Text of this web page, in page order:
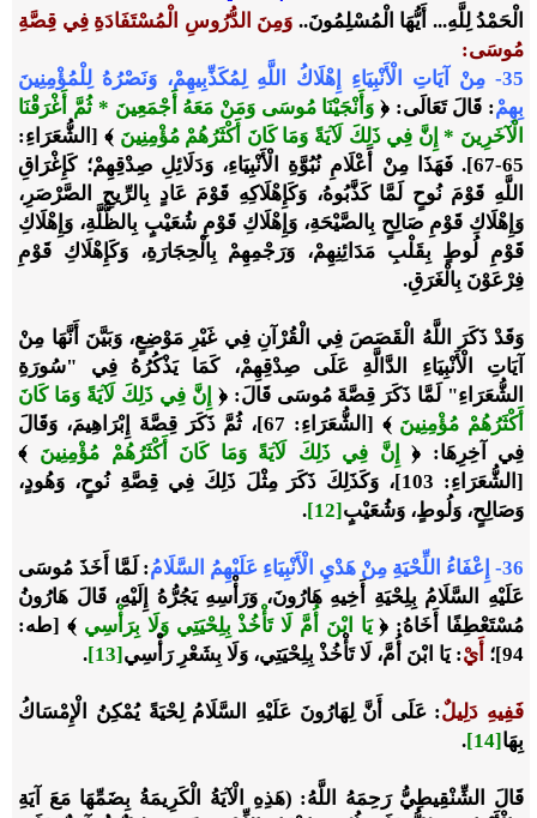
الْحَمْدُ لِلَّهِ... أَيُّهَا الْمُسْلِمُونَ.. وَمِنَ الدُّرُوسِ الْمُسْتَفَادَةِ فِي قِصَّةِ
مُوسَى:
35-
مِنْ آيَاتِ الْأَنْبِيَاءِ إِهْلَاكُ اللَّهِ لِمُكَذِّبِيهِمْ، وَنَصْرُهُ لِلْمُؤْمِنِينَ
بِهِمْ: قَالَ تَعَالَى: ﴿ وَأَنْجَيْنَا مُوسَى وَمَنْ مَعَهُ أَجْمَعِينَ * ثُمَّ أَغْرَقْنَا
الْآخَرِينَ * إِنَّ فِي ذَلِكَ لَآيَةً وَمَا كَانَ أَكْثَرُهُمْ مُؤْمِنِينَ ﴾ [الشُّعَرَاءِ:
65-67]. فَهَذَا مِنْ أَعْلَامِ نُبُوَّةِ الْأَنْبِيَاءِ، وَدَلَائِلِ صِدْقِهِمْ؛ كَإِغْرَاقِ
اللَّهِ قَوْمَ نُوحٍ لَمَّا كَذَّبُوهُ، وَكَإِهْلَاكِهِ قَوْمَ عَادٍ بِالرِّيحِ الصَّرْصَرِ،
وَإِهْلَاكِ قَوْمِ صَالِحٍ بِالصَّيْحَةِ، وَإِهْلَاكِ قَوْمِ شُعَيْبٍ بِالظُّلَّةِ، وَإِهْلَاكِ
قَوْمِ لُوطٍ بِقَلْبِ مَدَائِنِهِمْ، وَرَجْمِهِمْ بِالْحِجَارَةِ، وَكَإِهْلَاكِ قَوْمِ
فِرْعَوْنَ بِالْغَرَقِ.
وَقَدْ ذَكَرَ اللَّهُ الْقَصَصَ فِي الْقُرْآنِ فِي غَيْرِ مَوْضِعٍ، وَبَيَّنَ أَنَّهَا مِنْ
آيَاتِ الْأَنْبِيَاءِ الدَّالَّةِ عَلَى صِدْقِهِمْ، كَمَا يَذْكُرُهُ فِي "سُورَةِ
الشُّعَرَاءِ" لَمَّا ذَكَرَ قِصَّةَ مُوسَى قَالَ: ﴿ إِنَّ فِي ذَلِكَ لَآيَةً وَمَا كَانَ
أَكْثَرُهُمْ مُؤْمِنِينَ
﴾ [الشُّعَرَاءِ: 67]، ثُمَّ ذَكَرَ قِصَّةَ إِبْرَاهِيمَ، وَقَالَ
فِي آخِرِهَا: ﴿
إِنَّ فِي ذَلِكَ لَآيَةً وَمَا كَانَ أَكْثَرُهُمْ مُؤْمِنِينَ ﴾
[الشُّعَرَاءِ: 103]، وَكَذَلِكَ ذَكَرَ مِثْلَ ذَلِكَ فِي قِصَّةِ نُوحٍ، وَهُودٍ،
وَصَالِحٍ، وَلُوطٍ، وَشُعَيْبٍ[12]
.
36- إِعْفَاءُ اللِّحْيَةِ مِنْ هَدْيِ الْأَنْبِيَاءِ عَلَيْهِمُ السَّلَامُ
: لَمَّا أَخَذَ مُوسَى
عَلَيْهِ السَّلَامُ بِلِحْيَةِ أَخِيهِ هَارُونَ، وَرَأْسِهِ يَجُرُّهُ إِلَيْهِ، قَالَ هَارُونُ
مُسْتَعْطِفًا أَخَاهُ: ﴿يَا ابْنَ أُمَّ لَا تَأْخُذْ بِلِحْيَتِي وَلَا بِرَأْسِي ﴾ [طه:
94]؛
أَيْ: يَا ابْنَ أُمَّ، لَا تَأْخُذْ بِلِحْيَتِي، وَلَا بِشَعْرِ رَأْسِي[13]
.
فَفِيهِ دَلِيلٌ: عَلَى أَنَّ لِهَارُونَ عَلَيْهِ السَّلَامُ لِحْيَةً يُمْكِنُ الْإِمْسَاكُ
بِهَا[14]
.
قَالَ الشِّنْقِيطِيُّ رَحِمَهُ اللَّهُ: (هَذِهِ الْآيَةُ الْكَرِيمَةُ بِضَمِّهَا مَعَ آيَةِ